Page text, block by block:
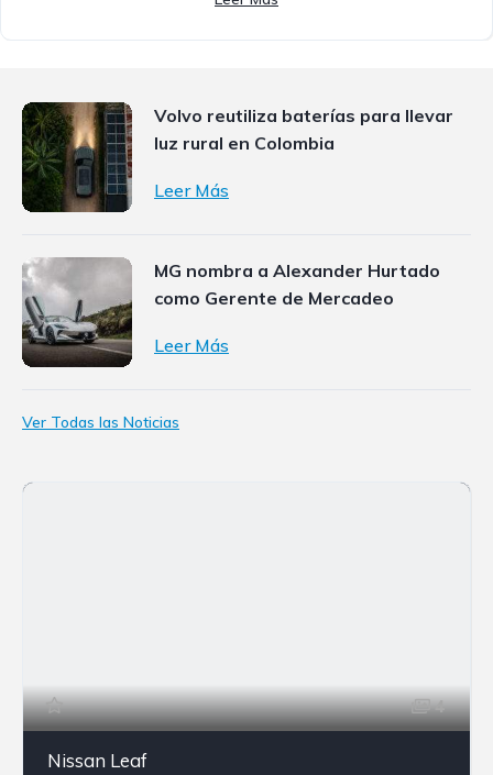
Volvo reutiliza baterías para llevar
luz rural en Colombia
Leer Más
MG nombra a Alexander Hurtado
como Gerente de Mercadeo
Leer Más
Ver Todas las Noticias
4
Nissan Leaf